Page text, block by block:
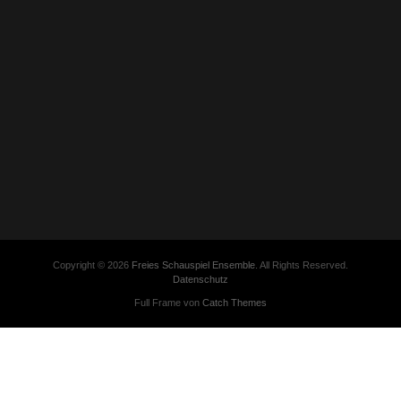
Copyright © 2026 Freies Schauspiel Ensemble . All Rights Reserved.
Datenschutz
Full Frame von Catch Themes